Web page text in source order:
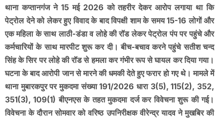
थाना कप्तानगंज ने 15 मई 2026 को तहरीर देकर आरोप लगाया था कि
पेट्रोल देने को लेकर हुए विवाद के बाद विपक्षी शाम के समय 15-16 लोगों और
एक महिला के साथ लाठी-डंडा व लोहे की रॉड लेकर पेट्रोल पंप पर पहुंचे और
कर्मचारियों के साथ मारपीट शुरू कर दी। बीच-बचाव करने पहुंचे सतीश चन्द
सिंह के सिर पर लोहे की रॉड से हमला कर गंभीर रूप से घायल कर दिया गया।
घटना के बाद आरोपी जान से मारने की धमकी देते हुए फरार हो गए थे। मामले में
थाना मुबारकपुर पर मुकदमा संख्या 191/2026 धारा 3(5), 115(2), 352,
351(3), 109(1) बीएनएस के तहत मुकदमा दर्ज कर विवेचना शुरू की गई।
विवेचना के दौरान सोमवार को वरिष्ठ उपनिरीक्षक वीरेन्द्र यादव ने मुखबिर की